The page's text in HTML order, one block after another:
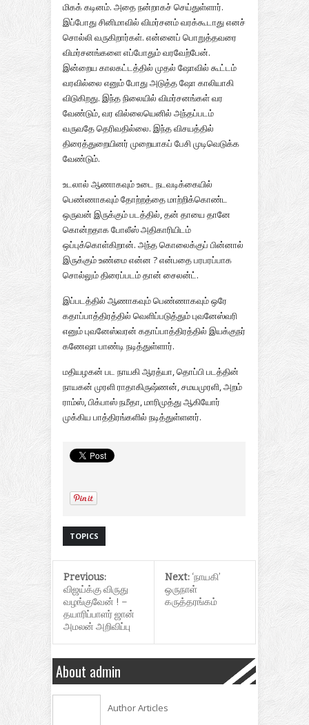
மிகக் கடினம். அதை நன்றாகச் செய்துள்ளார்.
இப்போது சினிமாவில் விமர்சனம் வரக்கூடாது எனச்
சொல்லி வருகிறார்கள். என்னைப் பொறுத்தவரை
விமர்சனங்களை எப்போதும் வரவேற்பேன்.
இன்றைய காலகட்டத்தில் முதல் ஷோவில் கூட்டம்
வரவில்லை எனும் போது அடுத்த ஷோ காலியாகி
விடுகிறது. இந்த நிலையில் விமர்சனங்கள் வர
வேண்டும், வர வில்லையெனில் அந்தப்படம்
வருவதே தெரிவதில்லை. இந்த விசயத்தில்
திரைத்துறையினர் முறையாகப் பேசி முடிவெடுக்க
வேண்டும்.
உடலால் ஆணாகவும் உடை நடவடிக்கையில்
பெண்ணாகவும் தோற்றத்தை மாற்றிக்கொண்ட
ஒருவன் இருக்கும் படத்தில், தன் தாயை தானே
கொன்றதாக போலீஸ் அதிகாரியிடம்
ஒப்புக்கொள்கிறான். அந்த கொலைக்குப் பின்னால்
இருக்கும் உண்மை என்ன ? என்பதை பரபரப்பாக
சொல்லும் திரைப்படம் தான் சைலன்ட்.
இப்படத்தில் ஆணாகவும் பெண்ணாகவும் ஒரே
கதாப்பாத்திரத்தில் வெளிப்படுத்தும் புவனேஸ்வரி
எனும் புவனேஸ்வரன் கதாப்பாத்திரத்தில் இயக்குநர்
கணேஷா பாண்டி நடித்துள்ளார்.
மதியழகன் பட நாயகி ஆரத்யா, தொப்பி படத்தின்
நாயகன் முரளி ராதாகிருஷ்ணன், சமயமுரளி, அறம்
ராம்ஸ், பிக்பாஸ் நமீதா, மாரிமுத்து ஆகியோர்
முக்கிய பாத்திரங்களில் நடித்துள்ளனர்.
TOPICS
Previous:
விஜய்க்கு விருது
வழங்குவேன் ! –
தயாரிப்பாளர் ஜான்
அமலன் அறிவிப்பு
Next: ‘நாயகி’
ஒருநாள்
கருத்தரங்கம்
About admin
Author Articles